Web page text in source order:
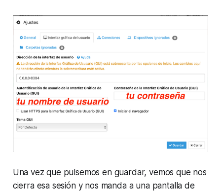
Una vez que pulsemos en guardar, vemos que nos
cierra esa sesión y nos manda a una pantalla de